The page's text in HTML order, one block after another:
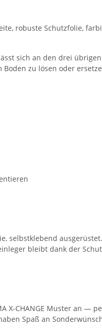
robuste Schutzfolie,
sich an den drei
zu lösen oder
selbstklebend
bleibt dank der
X-CHANGE Muster an —
Spaß an